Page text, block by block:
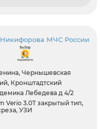
МЧС России
Чернышевская
Кронштадтский
Лебедева д 4/2
Verio 3.0T закрытый тип,
УЗИ